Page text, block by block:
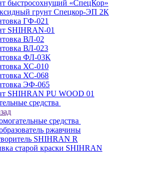
быстросохнущий «СпецКор»
грунт Спецкор-ЭП 2К
ГФ-021
SHIHRAN-01
ВЛ-02
ВЛ-023
ФЛ-03К
ХС-010
ХС-068
ЭФ-065
SHIHRAN PU WOOD 01
средства
средства
ржавчины
SHIHRAN R
старой краски SHIHRAN